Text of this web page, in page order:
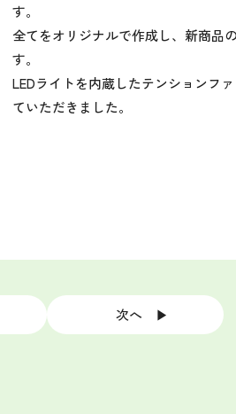
す。
全てをオリジナルで作成し、新商品
す。
LEDライトを内蔵したテンションフ
ていただきました。
次へ ▶